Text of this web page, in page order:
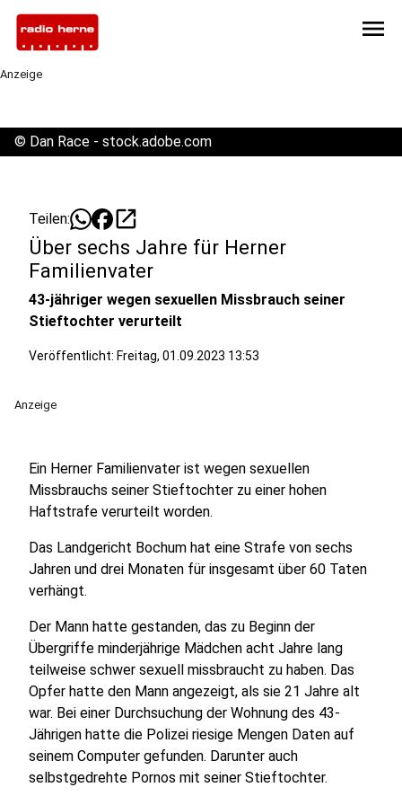
menu
Anzeige
© Dan Race - stock.adobe.com
Teilen: open_in_new
Über sechs Jahre für Herner
Familienvater
43-jähriger wegen sexuellen Missbrauch seiner
Stieftochter verurteilt
Veröffentlicht: Freitag, 01.09.2023 13:53
Anzeige
Ein Herner Familienvater ist wegen sexuellen
Missbrauchs seiner Stieftochter zu einer hohen
Haftstrafe verurteilt worden.
Das Landgericht Bochum hat eine Strafe von sechs
Jahren und drei Monaten für insgesamt über 60 Taten
verhängt.
Der Mann hatte gestanden, das zu Beginn der
Übergriffe minderjährige Mädchen acht Jahre lang
teilweise schwer sexuell missbraucht zu haben. Das
Opfer hatte den Mann angezeigt, als sie 21 Jahre alt
war. Bei einer Durchsuchung der Wohnung des 43-
Jährigen hatte die Polizei riesige Mengen Daten auf
seinem Computer gefunden. Darunter auch
selbstgedrehte Pornos mit seiner Stieftochter.